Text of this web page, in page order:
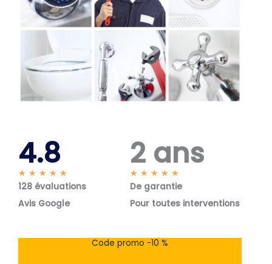
4.8
★ ★ ★ ★ ★
o
s
128 évaluations
Avis Google
2 ans
★ ★ ★ ★ ★
o
s
De garantie
Pour toutes interventions
Code promo -10 %